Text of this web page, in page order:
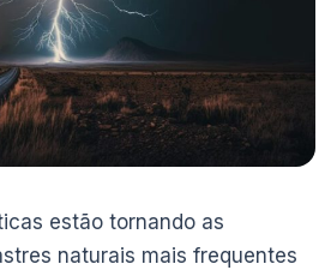
estão tornando as
naturais mais frequentes